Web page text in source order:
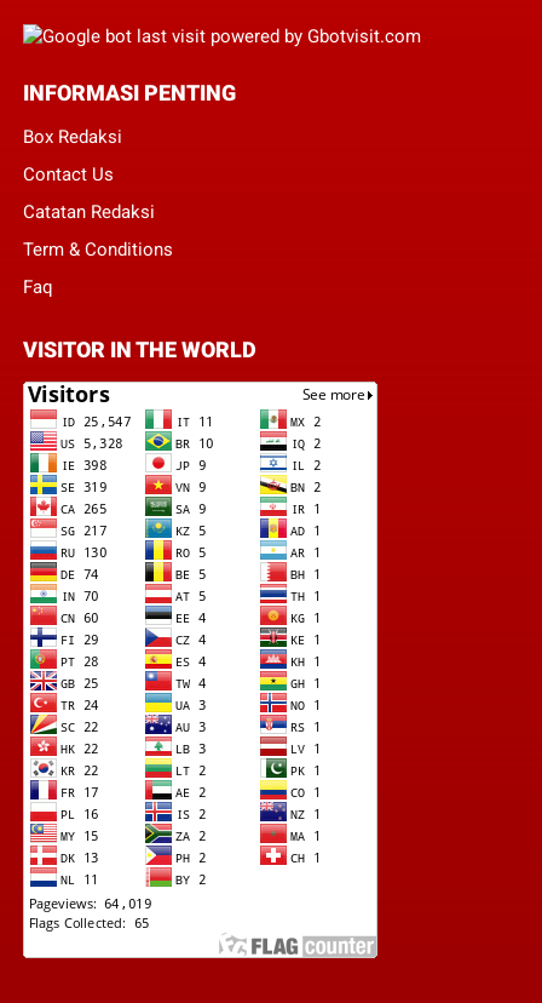
INFORMASI PENTING
Box Redaksi
Contact Us
Catatan Redaksi
Term & Conditions
Faq
VISITOR IN THE WORLD